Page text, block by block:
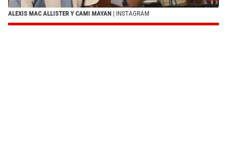
ALEXIS MAC ALLISTER Y CAMI MAYAN | INSTAGRAM